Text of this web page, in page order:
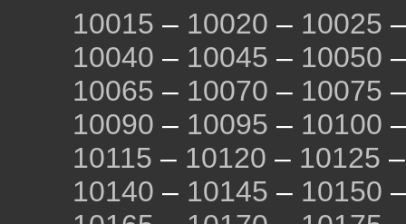
10015 – 10020 – 10025
10040 – 10045 – 10050
10065 – 10070 – 10075
10090 – 10095 – 10100
10115 – 10120 – 10125
10140 – 10145 – 10150